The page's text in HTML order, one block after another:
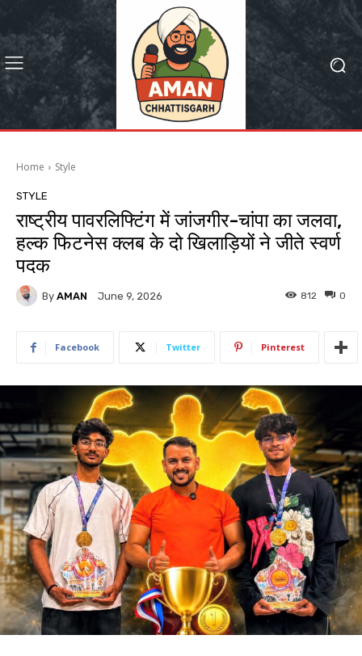
Home Style
STYLE
राष्ट्रीय पावरलिफ्टिंग में जांजगीर-चांपा का जलवा,
हल्क फिटनेस क्लब के दो खिलाड़ियों ने जीते स्वर्ण
पदक
By AMAN June 9, 2026 0
812
Facebook Twitter Pinterest